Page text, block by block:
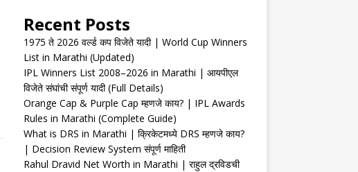
Recent Posts
1975 ते 2026 वर्ल्ड कप विजेते यादी | World Cup Winners
List in Marathi (Updated)
IPL Winners List 2008–2026 in Marathi | आयपीएल
विजेते संघांची संपूर्ण यादी (Full Details)
Orange Cap & Purple Cap म्हणजे काय? | IPL Awards
Rules in Marathi (Complete Guide)
What is DRS in Marathi | क्रिकेटमध्ये DRS म्हणजे काय?
| Decision Review System संपूर्ण माहिती
Rahul Dravid Net Worth in Marathi | राहुल द्रविडची